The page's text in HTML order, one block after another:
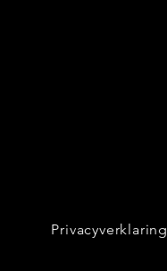
Privacyverklaring